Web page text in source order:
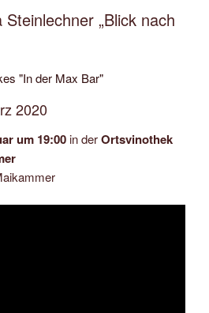
„Blick nach
2020
um 19:00in derOrtsvinothek